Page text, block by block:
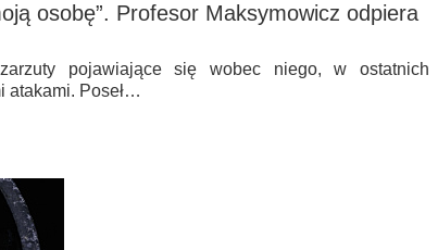
osobę”. Profesor Maksymowicz odpiera
pojawiające się wobec niego, w ostatnich
atakami. Poseł…